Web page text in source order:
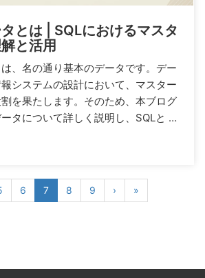
とは | SQLにおけるマスタ
と活用
、名の通り基本のデータです。デー
システムの設計において、マスター
を果たします。そのため、本ブログ
タについて詳しく説明し、SQLと …
6 7 8 9 › »